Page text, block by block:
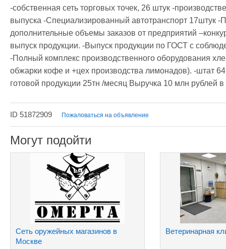
-собственная сеть торговых точек, 26 штук -
выпуска -Специализированный автотранспорт 17штук -
дополнительные объемы заказов от предприятий
выпуск продукции. -Выпуск продукции по ГОСТ с
-Полный комплекс производственного оборудования
обжарки кофе и +цех производства лимонадов). -штат
готовой продукции 25тн /месяц Выручка 10 млн рублей
ID 51872909 Пожаловаться на объявление
Могут подойти
Сеть оружейных магазинов в
Москве
Ветеринарная